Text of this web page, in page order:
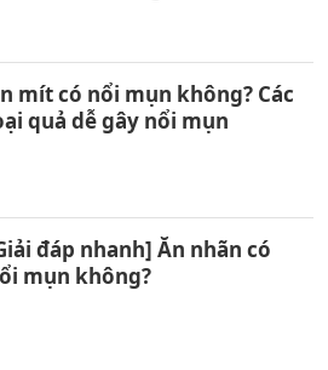
mít có nổi mụn không? Các
quả dễ gây nổi mụn
đáp nhanh] Ăn nhãn có
mụn không?